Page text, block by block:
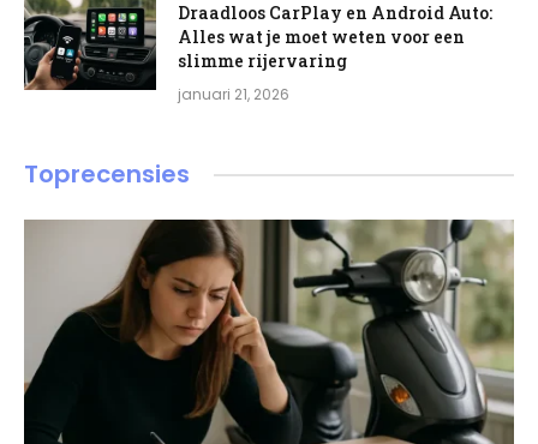
Draadloos CarPlay en Android Auto:
Alles wat je moet weten voor een
slimme rijervaring
januari 21, 2026
Toprecensies